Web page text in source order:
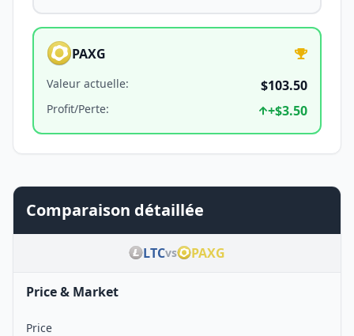
PAXG
Valeur actuelle: $103.50
Profit/Perte: +$3.50
Comparaison détaillée
LTCvs PAXG
Price & Market
Price